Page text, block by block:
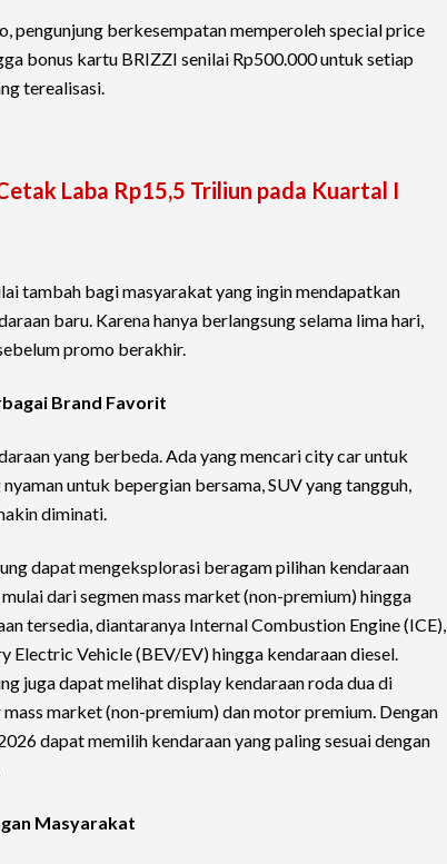
pengunjung berkesempatan memperoleh special price
bonus kartu BRIZZI senilai Rp500.000 untuk setiap
terealisasi.
Laba Rp15,5 Triliun pada Kuartal I
tambah bagi masyarakat yang ingin mendapatkan
baru. Karena hanya berlangsung selama lima hari,
promo berakhir.
Brand Favorit
yang berbeda. Ada yang mencari city car untuk
untuk bepergian bersama, SUV yang tangguh,
diminati.
dapat mengeksplorasi beragam pilihan kendaraan
dari segmen mass market (non-premium) hingga
tersedia, diantaranya Internal Combustion Engine (ICE),
Vehicle (BEV/EV) hingga kendaraan diesel.
juga dapat melihat display kendaraan roda dua di
market (non-premium) dan motor premium. Dengan
dapat memilih kendaraan yang paling sesuai dengan
Masyarakat